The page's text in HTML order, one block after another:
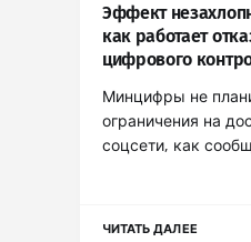
Эффект
как работает
цифрового
Минцифры не
ограничения на
соцсети, как
ЧИТАТЬ ДАЛЕЕ